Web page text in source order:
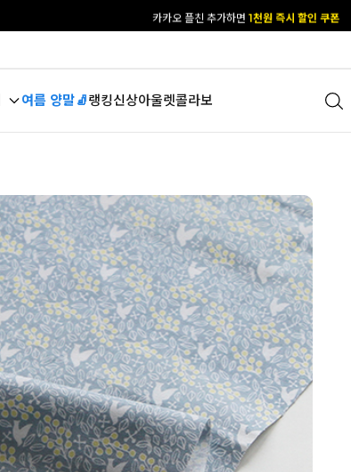
카카오 플친 추가하면 1천원 즉시 할인 쿠폰
여름 양말🧦랭킹신상아울렛콜라보